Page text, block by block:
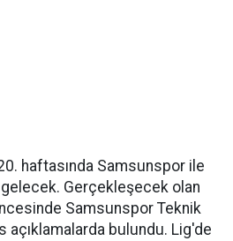
haftasında Samsunspor ile
gelecek. Gerçekleşecek olan
Samsunspor Teknik
açıklamalarda bulundu. Lig'de